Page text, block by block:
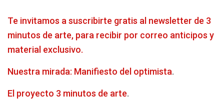
Te invitamos a suscribirte gratis al newsletter de 3
minutos de arte, para recibir por correo anticipos y
material exclusivo.
Nuestra mirada: Manifiesto del optimista.
El proyecto 3 minutos de arte.